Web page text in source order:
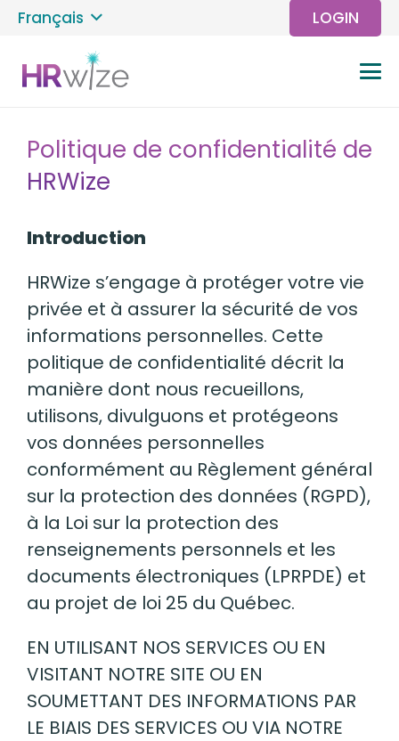
Français LOGIN
Politique de confidentialité de
HRWize
Introduction
HRWize s’engage à protéger votre vie
privée et à assurer la sécurité de vos
informations personnelles. Cette
politique de confidentialité décrit la
manière dont nous recueillons,
utilisons, divulguons et protégeons
vos données personnelles
conformément au Règlement général
sur la protection des données (RGPD),
à la Loi sur la protection des
renseignements personnels et les
documents électroniques (LPRPDE) et
au projet de loi 25 du Québec.
EN UTILISANT NOS SERVICES OU EN
VISITANT NOTRE SITE OU EN
SOUMETTANT DES INFORMATIONS PAR
LE BIAIS DES SERVICES OU VIA NOTRE